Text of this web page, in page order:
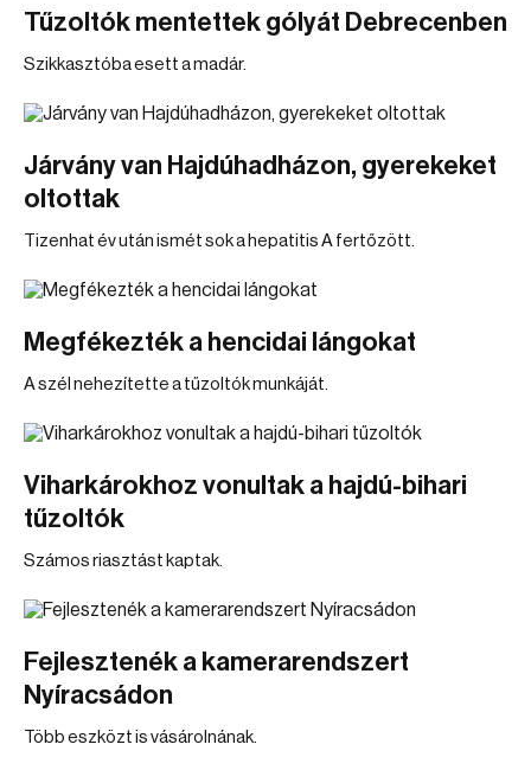
Tűzoltók mentettek gólyát Debrecenben
Szikkasztóba esett a madár.
Járvány van Hajdúhadházon, gyerekeket
oltottak
Tizenhat év után ismét sok a hepatitis A fertőzött.
Megfékezték a hencidai lángokat
A szél nehezítette a tűzoltók munkáját.
Viharkárokhoz vonultak a hajdú-bihari
tűzoltók
Számos riasztást kaptak.
Fejlesztenék a kamerarendszert
Nyíracsádon
Több eszközt is vásárolnának.